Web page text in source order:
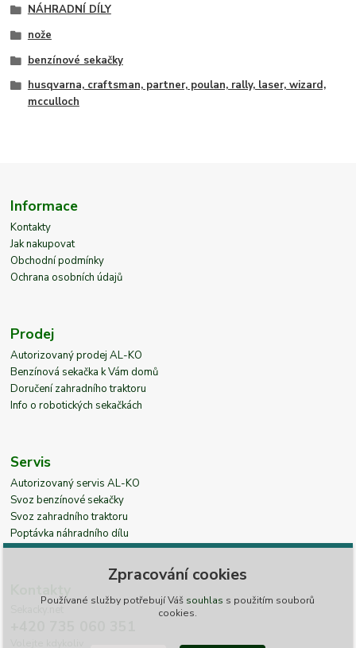
NÁHRADNÍ DÍLY
nože
benzínové sekačky
husqvarna, craftsman, partner, poulan, rally, laser, wizard,
mcculloch
Informace
Kontakty
Jak nakupovat
Obchodní podmínky
Ochrana osobních údajů
Prodej
Autorizovaný prodej AL-KO
Benzínová sekačka k Vám domů
Doručení zahradního traktoru
Info o robotických sekačkách
Servis
Autorizovaný servis AL-KO
Svoz benzínové sekačky
Svoz zahradního traktoru
Poptávka náhradního dílu
Zpracování cookies
Používané služby potřebují Váš souhlas s použitím souborů
cookies.